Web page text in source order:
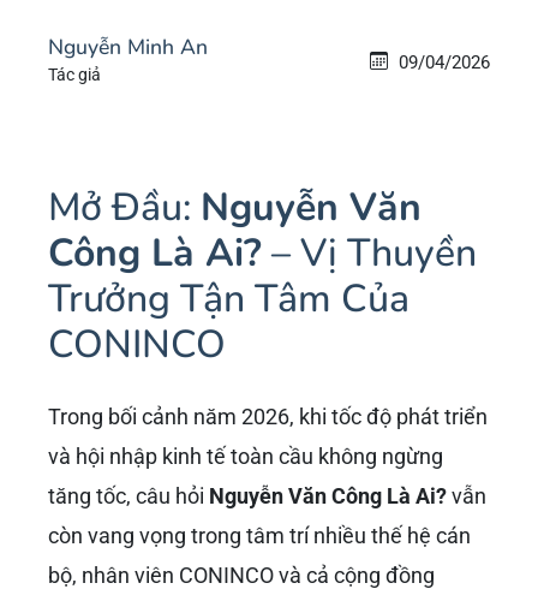
Nguyễn Minh An
Tác giả
09/04/2026
Mở Đầu: Nguyễn Văn
Công Là Ai?– Vị Thuyền
Trưởng Tận Tâm Của
CONINCO
Trong bối cảnh năm 2026, khi tốc độ phát triển
và hội nhập kinh tế toàn cầu không ngừng
tăng tốc, câu hỏi Nguyễn Văn Công Là Ai?vẫn
còn vang vọng trong tâm trí nhiều thế hệ cán
bộ, nhân viên CONINCO và cả cộng đồng